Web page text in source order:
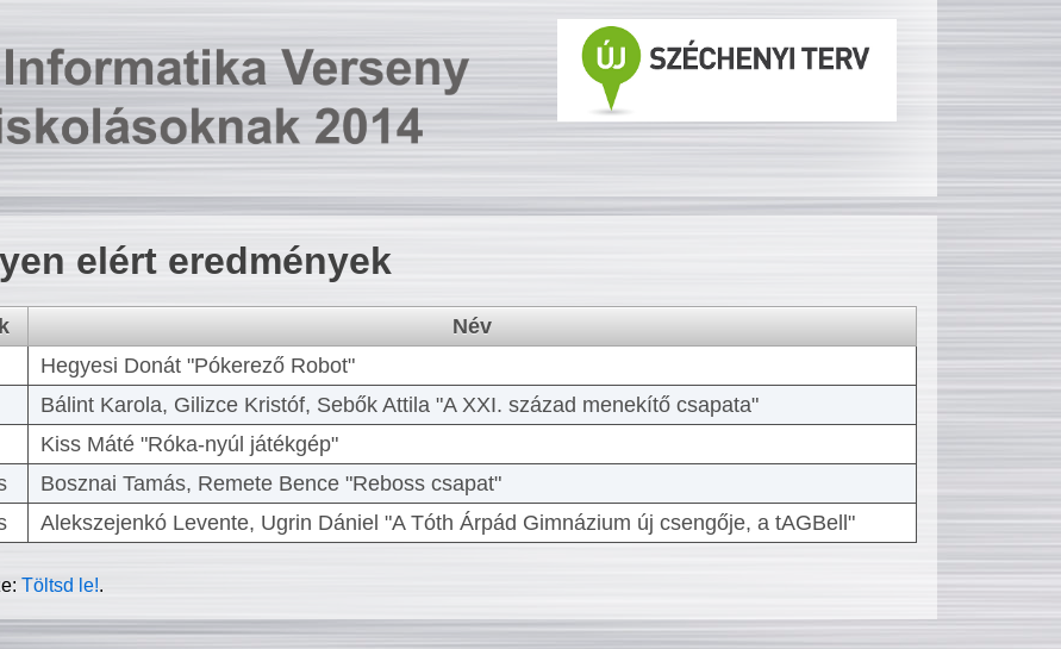
elért eredmények
Név
Hegyesi Donát "Pókerező Robot"
Bálint Karola, Gilizce Kristóf, Sebők Attila "A XXI. század menekítő csapata"
Kiss Máté "Róka-nyúl játékgép"
Bosznai Tamás, Remete Bence "Reboss csapat"
Alekszejenkó Levente, Ugrin Dániel "A Tóth Árpád Gimnázium új csengője, a tAGBell"
Töltsd le!.